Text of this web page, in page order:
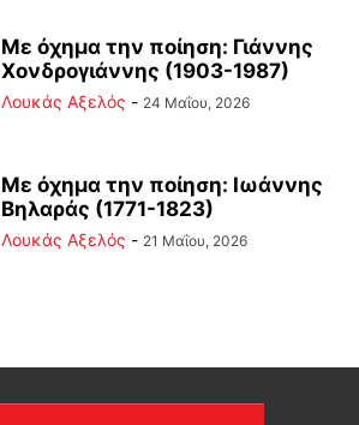
Με όχημα την ποίηση: Γιάννης
Χονδρογιάννης (1903-1987)
Λουκάς Αξελός - 24 Μαΐου, 2026
Με όχημα την ποίηση: Ιωάννης
Βηλαράς (1771-1823)
Λουκάς Αξελός - 21 Μαΐου, 2026